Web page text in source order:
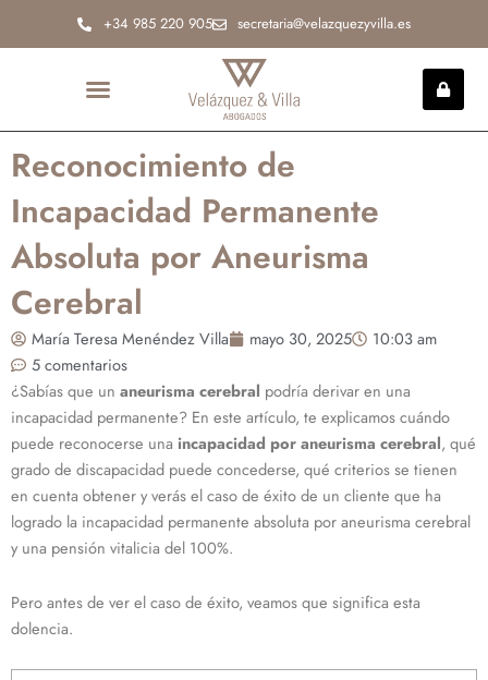
+34 985 220 905 secretaria@velazquezyvilla.es
Reconocimiento de
Incapacidad Permanente
Absoluta por Aneurisma
Cerebral
María Teresa Menéndez Villa mayo 30, 2025
10:03 am
5 comentarios
¿Sabías que un aneurisma cerebral podría derivar en una
incapacidad permanente? En este artículo, te explicamos cuándo
puede reconocerse una incapacidad por aneurisma cerebral, qué
grado de discapacidad puede concederse, qué criterios se tienen
en cuenta obtener y verás el caso de éxito de un cliente que ha
logrado la incapacidad permanente absoluta por aneurisma cerebral
y una pensión vitalicia del 100%.
Pero antes de ver el caso de éxito, veamos que significa esta
dolencia.